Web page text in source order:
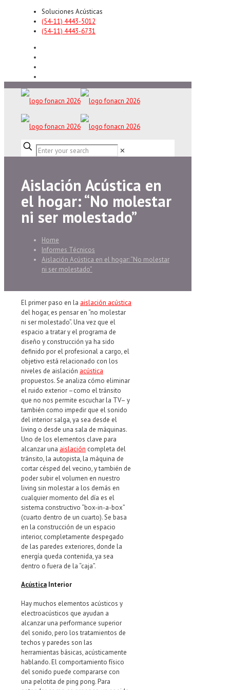
Soluciones Acústicas
(54-11) 4443-5012
(54-11) 4443-6731
✕
Aislación Acústica en
el hogar: “No molestar
ni ser molestado”
Home
Informes Técnicos
Aislación Acústica en el hogar: “No molestar
ni ser molestado”
El primer paso en la aislación acústica
del hogar, es pensar en “no molestar
ni ser molestado”. Una vez que el
espacio a tratar y el programa de
diseño y construcción ya ha sido
definido por el profesional a cargo, el
objetivo está relacionado con los
niveles de aislación acústica
propuestos. Se analiza cómo eliminar
el ruido exterior –como el tránsito
que no nos permite escuchar la TV– y
también como impedir que el sonido
del interior salga, ya sea desde el
living o desde una sala de máquinas.
Uno de los elementos clave para
alcanzar una aislación completa del
tránsito, la autopista, la máquina de
cortar césped del vecino, y también de
poder subir el volumen en nuestro
living sin molestar a los demás en
cualquier momento del día es el
sistema constructivo “box-in-a-box”
(cuarto dentro de un cuarto). Se basa
en la construcción de un espacio
interior, completamente despegado
de las paredes exteriores, donde la
energía queda contenida, ya sea
dentro o fuera de la “caja”.
Acústica Interior
Hay muchos elementos acústicos y
electroacústicos que ayudan a
alcanzar una performance superior
del sonido, pero los tratamientos de
techos y paredes son las
herramientas básicas, acústicamente
hablando. El comportamiento físico
del sonido puede compararse con
una pelotita de ping pong. Para